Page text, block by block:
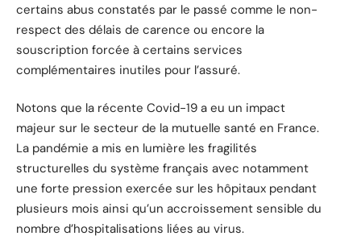
certains abus constatés par le passé comme le non-
respect des délais de carence ou encore la
souscription forcée à certains services
complémentaires inutiles pour l’assuré.
Notons que la récente Covid-19 a eu un impact
majeur sur le secteur de la mutuelle santé en France.
La pandémie a mis en lumière les fragilités
structurelles du système français avec notamment
une forte pression exercée sur les hôpitaux pendant
plusieurs mois ainsi qu’un accroissement sensible du
nombre d’hospitalisations liées au virus.